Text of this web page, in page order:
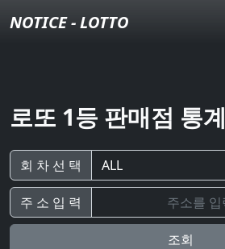
NOTICE - LOTTO
로또 1등 판매점 통계
회 차 선 택
주 소 입 력
조회